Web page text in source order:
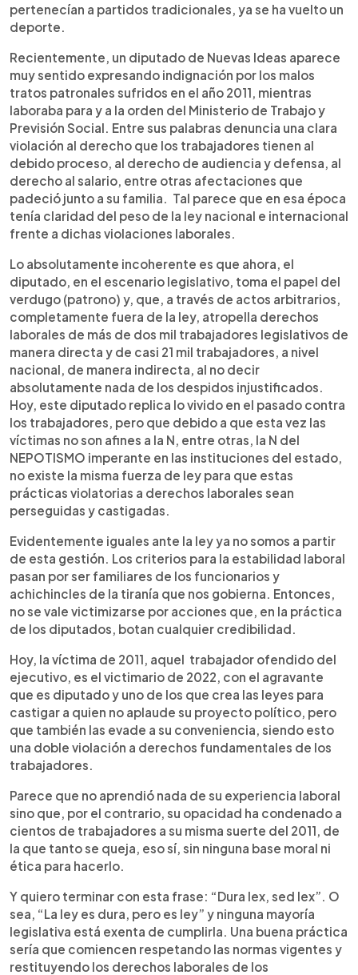
pertenecían a partidos tradicionales, ya se ha vuelto un
deporte.
Recientemente, un diputado de Nuevas Ideas aparece
muy sentido expresando indignación por los malos
tratos patronales sufridos en el año 2011, mientras
laboraba para y a la orden del Ministerio de Trabajo y
Previsión Social. Entre sus palabras denuncia una clara
violación al derecho que los trabajadores tienen al
debido proceso, al derecho de audiencia y defensa, al
derecho al salario, entre otras afectaciones que
padeció junto a su familia. Tal parece que en esa época
tenía claridad del peso de la ley nacional e internacional
frente a dichas violaciones laborales.
Lo absolutamente incoherente es que ahora, el
diputado, en el escenario legislativo, toma el papel del
verdugo (patrono) y, que, a través de actos arbitrarios,
completamente fuera de la ley, atropella derechos
laborales de más de dos mil trabajadores legislativos de
manera directa y de casi 21 mil trabajadores, a nivel
nacional, de manera indirecta, al no decir
absolutamente nada de los despidos injustificados.
Hoy, este diputado replica lo vivido en el pasado contra
los trabajadores, pero que debido a que esta vez las
víctimas no son afines a la N, entre otras, la N del
NEPOTISMO imperante en las instituciones del estado,
no existe la misma fuerza de ley para que estas
prácticas violatorias a derechos laborales sean
perseguidas y castigadas.
Evidentemente iguales ante la ley ya no somos a partir
de esta gestión. Los criterios para la estabilidad laboral
pasan por ser familiares de los funcionarios y
achichincles de la tiranía que nos gobierna. Entonces,
no se vale victimizarse por acciones que, en la práctica
de los diputados, botan cualquier credibilidad.
Hoy, la víctima de 2011, aquel trabajador ofendido del
ejecutivo, es el victimario de 2022, con el agravante
que es diputado y uno de los que crea las leyes para
castigar a quien no aplaude su proyecto político, pero
que también las evade a su conveniencia, siendo esto
una doble violación a derechos fundamentales de los
trabajadores.
Parece que no aprendió nada de su experiencia laboral
sino que, por el contrario, su opacidad ha condenado a
cientos de trabajadores a su misma suerte del 2011, de
la que tanto se queja, eso sí, sin ninguna base moral ni
ética para hacerlo.
Y quiero terminar con esta frase: “Dura lex, sed lex”. O
sea, “La ley es dura, pero es ley” y ninguna mayoría
legislativa está exenta de cumplirla. Una buena práctica
sería que comiencen respetando las normas vigentes y
restituyendo los derechos laborales de los